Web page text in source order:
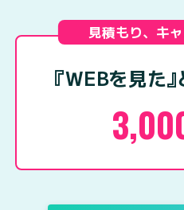
見積もり、キ
『WEBを見た』